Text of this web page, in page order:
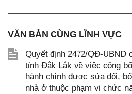
27/2020/QĐ-UBND , Quyết định
VĂN BẢN CÙNG LĨNH VỰC
Quyết định 2472/QĐ-UBND
tỉnh Đắk Lắk về việc công
hành chính được sửa đổi,
nhà ở thuộc phạm vi chức